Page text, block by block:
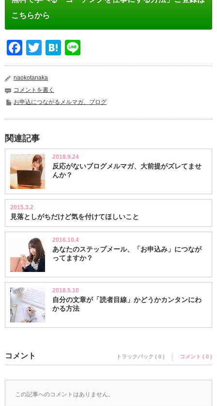
こちらから
Facebook
TwitterHatena
naokotanaka
コメントを書く
お申込につながるメルマガ、ブログ
関連記事
2018.9.24
反応がないブログメルマガ、大前提がズレてませ
んか？
2015.3.2
見落としがちだけど気を付けてほしいこと
2016.10.4
あなたのステップメール、「お申込み」につなが
ってますか？
2018.5.10
自分の文章が「読者目線」かどうかカンタンにわ
かる方法
コメント トラックバック ( 0 ) コメント ( 0 )
この記事へのコメントはありません。